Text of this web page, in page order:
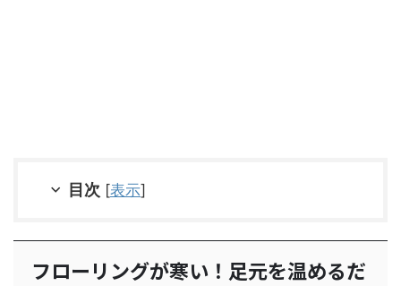
目次 [表示]
フローリングが寒い！足元を温めるだ